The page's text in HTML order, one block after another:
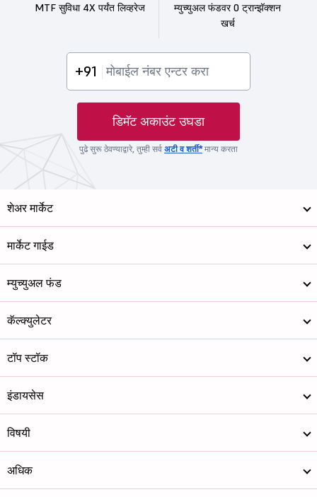
MTF सुविधा 4X पर्यंत लिव्हरेज
म्युच्युअल फंडवर 0 ट्रान्झॅक्शन
खर्च
+91
डिमॅट अकाउंट उघडा
पुढे सुरू ठेवण्याद्वारे, तुम्ही सर्व अटी व शर्ती*मान्य करता
शेअर मार्केट
मार्केट गाईड
म्युच्युअल फंड
कॅल्क्युलेटर
टॉप स्टॉक
इंडायसेस
विषयी
अधिक